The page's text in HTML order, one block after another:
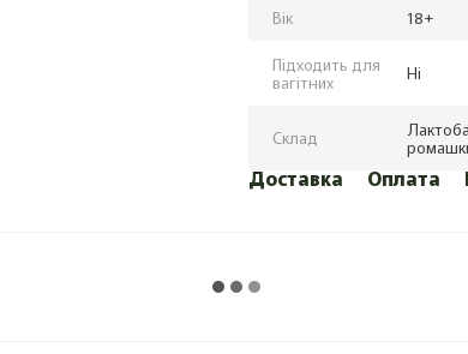
Вік 18+
Підходить для
вагітних Ні
Склад
Доставка Оплата